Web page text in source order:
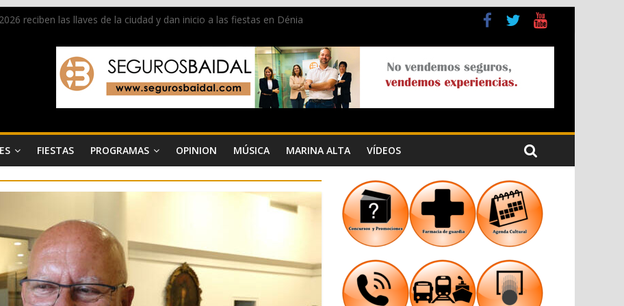
reciben las llaves de la ciudad y dan inicio a las fiestas en Dénia
de Dénia más de 50.000 imágenes de la memoria visual de la ciudad
de ambiente la calle Marqués de Campo con la recepción a la Capitanía Cristiana
Dénia reunirá durante agosto a figuras nacionales e internacionales en los Jardins de Torrecremada
FIESTAS PROGRAMAS OPINION MÚSICA MARINA ALTA VÍDEOS